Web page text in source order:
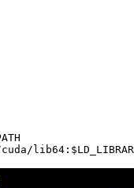
lib64: